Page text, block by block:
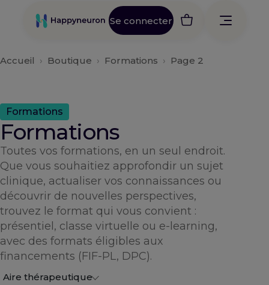
Se connecter
Accueil › Boutique › Formations › Page 2
Formations
Formations
Toutes vos formations, en un seul endroit.
Que vous souhaitiez approfondir un sujet
clinique, actualiser vos connaissances ou
découvrir de nouvelles perspectives,
trouvez le format qui vous convient :
présentiel, classe virtuelle ou e-learning,
avec des formats éligibles aux
financements (FIF-PL, DPC).
Aire thérapeutique